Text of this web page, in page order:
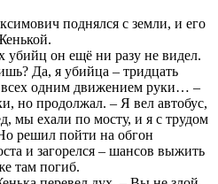
поднялся с земли, и его
убийц он ещё ни разу не видел.
Да, я убийца – тридцать
одним движением руки… –
но продолжал. – Я вел автобус,
мы ехали по мосту, и я с трудом
решил пойти на обгон
и загорелся – шансов выжить
там погиб.